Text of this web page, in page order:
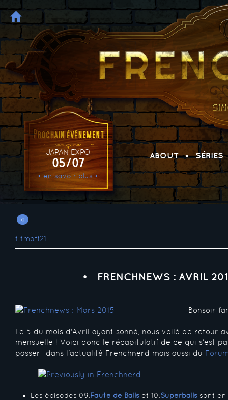
JAPAN EXPO
05/07
• en savoir plus •
ABOUT SÉRIES
«
titmoff21
FRENCHNEWS : AVRIL
Bonsoir
Le 5 du mois d'Avril ayant sonné, nous voilà de retour
mensuelle ! Voici donc le récapitulatif de ce qui s'est
passer- dans l'actualité Frenchnerd mais aussi du
Les épisodes 09. Faute de Balls et 10. Superballs sont en